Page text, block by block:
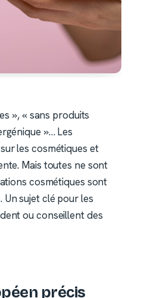
», « sans produits
»… Les
les cosmétiques et
Mais toutes ne sont
cosmétiques sont
sujet clé pour les
ou conseillent des
précis